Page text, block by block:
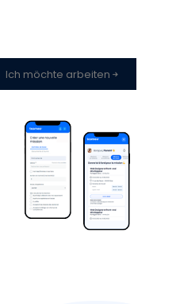
Ich möchte arbeiten